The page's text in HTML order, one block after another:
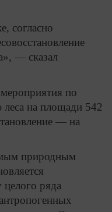
согласно
— сказал
по
леса на площади 542
— на
природным
целого ряда